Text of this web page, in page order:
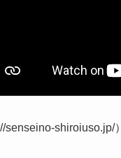
shiroiuso.jp/）